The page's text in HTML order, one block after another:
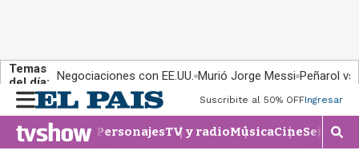
Temas
del día: Negociaciones con EE.UU. Murió Jorge Messi Peñarol
n
u
Suscribite al 50% OFFIngresar
PersonajesTV y radioMúsicaCineSeries
M
o